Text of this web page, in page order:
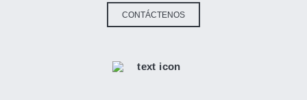
CONTÁCTENOS